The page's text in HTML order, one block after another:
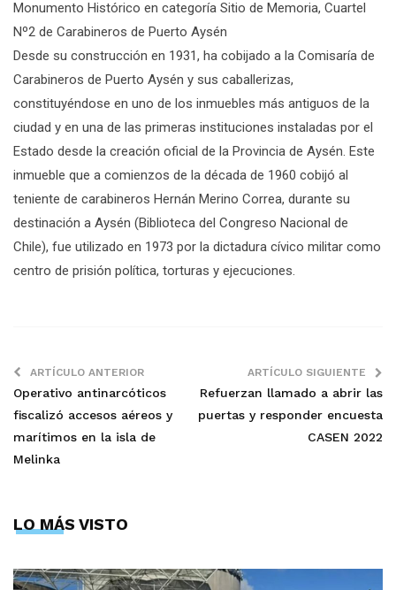
Monumento Histórico en categoría Sitio de Memoria, Cuartel
Nº2 de Carabineros de Puerto Aysén
Desde su construcción en 1931, ha cobijado a la Comisaría de
Carabineros de Puerto Aysén y sus caballerizas,
constituyéndose en uno de los inmuebles más antiguos de la
ciudad y en una de las primeras instituciones instaladas por el
Estado desde la creación oficial de la Provincia de Aysén. Este
inmueble que a comienzos de la década de 1960 cobijó al
teniente de carabineros Hernán Merino Correa, durante su
destinación a Aysén (Biblioteca del Congreso Nacional de
Chile), fue utilizado en 1973 por la dictadura cívico militar como
centro de prisión política, torturas y ejecuciones.
ARTÍCULO ANTERIOR
Operativo antinarcóticos
fiscalizó accesos aéreos y
marítimos en la isla de
Melinka
ARTÍCULO SIGUIENTE
Refuerzan llamado a abrir las
puertas y responder encuesta
CASEN 2022
LO MÁS VISTO